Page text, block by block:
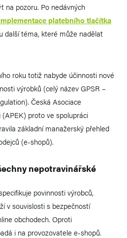
na pozoru. Po nedávných
platebního tlačítka
další téma, které může nadělat
roku totiž nabyde účinnosti nové
výrobků (celý název GPSR –
Česká Asociace
proto ve spolupráci
základní manažerský přehled
(e-shopů).
nepotravinářské
povinnosti výrobců,
v souvislosti s bezpečností
obchodech. Oproti
i na provozovatele e-shopů.